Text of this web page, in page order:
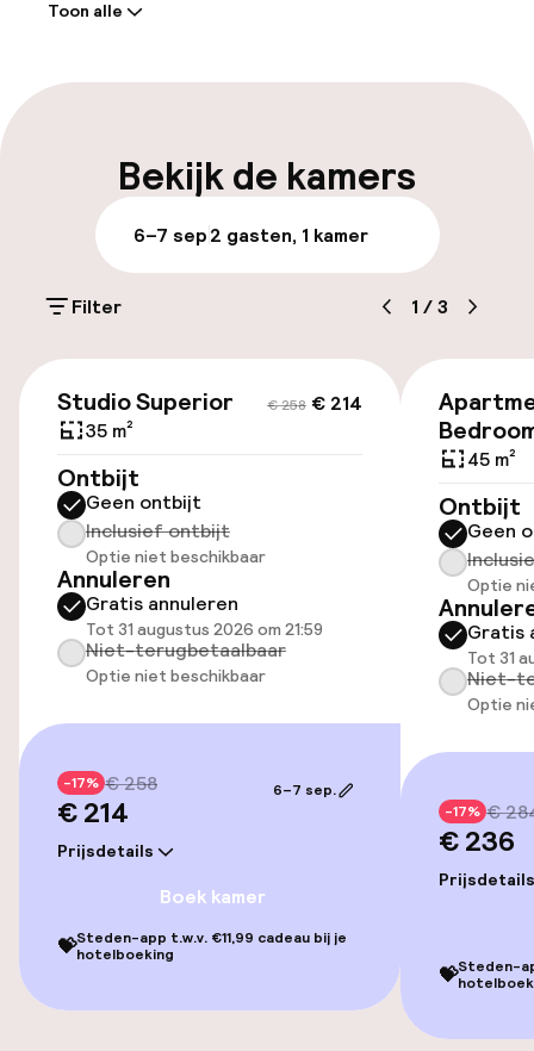
Express check-in mogelijk
Parkeren & mobiliteit
Parkeergelegenheid op eigen terrein
(buiten)
Openbaar parkeren
Transferservice
Toegankelijkheid
Lift
Entertainment
Gratis wifi
Tuin
Toon alle
Bekijk de kamers
6–7 sep2 gasten, 1 kamer
Filter 1 /3
€ 258 € 214
Studio Superior
35 m²
Ontbijt
Geen ontbijt
Inclusief ontbijt
Optie niet beschikbaar
Annuleren
Gratis annuleren
Tot 31 augustus 2026 om 21:59
Niet-terugbetaalbaar
Optie niet beschikbaar
-17% € 258
€ 214
Prijsdetails
6–7 sep.
Boek kamer
💝Steden-app t.w.v. €11,99 cadeau bij je
hotelboeking
45 m²
Ontbijt
Geen
Optie
Gratis
Tot 31
Niet-
Optie
-17% €
€ 236
Prijsdetails
💝Steden-